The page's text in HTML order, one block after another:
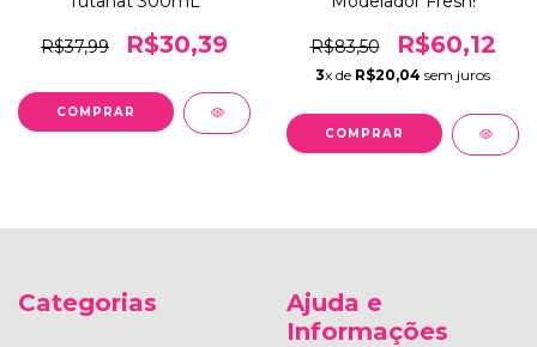
R$37,99 R$30,39 R$83,50 R$60,12
3x de R$20,04 sem juros
Categorias
Ajuda e
Informações